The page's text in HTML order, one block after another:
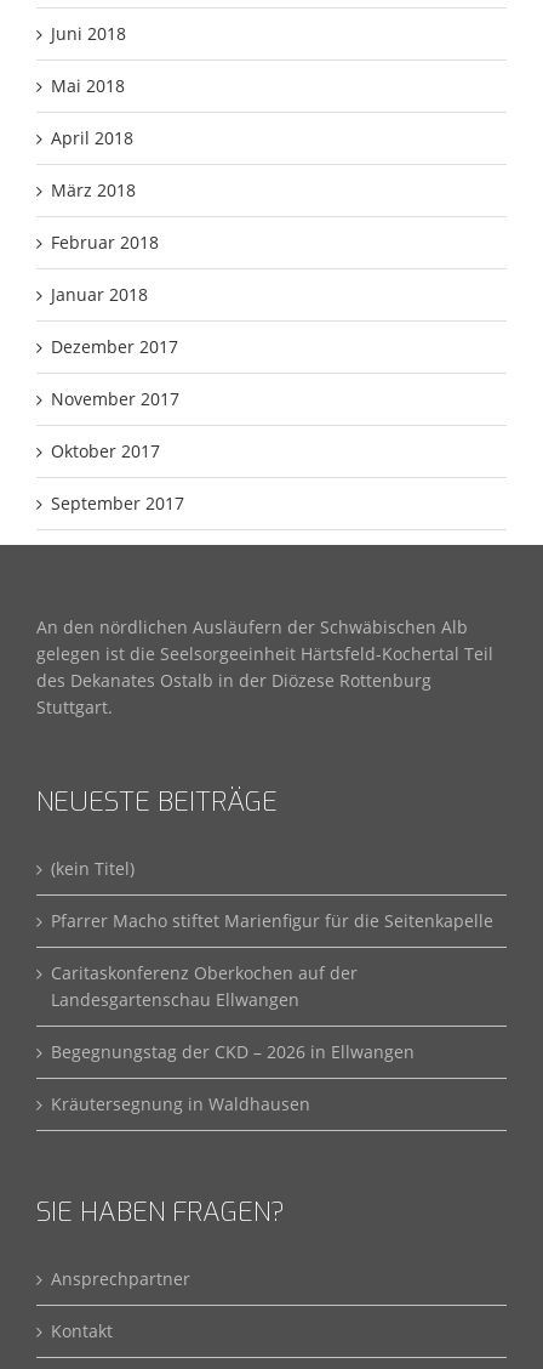
Juni 2018
Mai 2018
April 2018
März 2018
Februar 2018
Januar 2018
Dezember 2017
November 2017
Oktober 2017
September 2017
An den nördlichen Ausläufern der Schwäbischen Alb
gelegen ist die Seelsorgeeinheit Härtsfeld-Kochertal Teil
des Dekanates Ostalb in der Diözese Rottenburg
Stuttgart.
NEUESTE BEITRÄGE
(kein Titel)
Pfarrer Macho stiftet Marienfigur für die Seitenkapelle
Caritaskonferenz Oberkochen auf der
Landesgartenschau Ellwangen
Begegnungstag der CKD – 2026 in Ellwangen
Kräutersegnung in Waldhausen
SIE HABEN FRAGEN?
Ansprechpartner
Kontakt